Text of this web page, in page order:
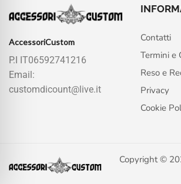
AccessoriCustom
P.I IT06592741216
Email:
customdicount@live.it
Contatti
Termini e
Reso e
Privacy
Cookie
Copyright ©